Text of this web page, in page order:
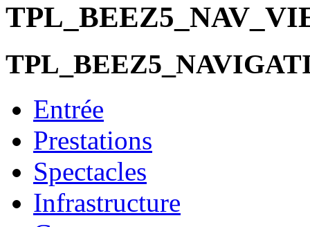
Entrée
Prestations
Spectacles
Infrastructure